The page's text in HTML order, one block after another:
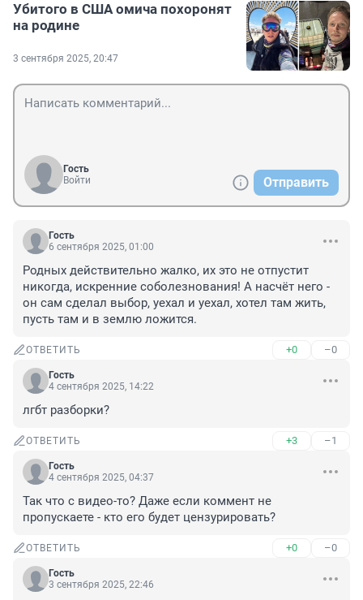
Убитого в США омича похоронят
на родине
3 сентября 2025, 20:47
Гость
Войти
Отправить
Гость
6 сентября 2025, 01:00
Родных действительно жалко, их это не отпустит
никогда, искренние соболезнования! А насчёт него -
он сам сделал выбор, уехал и уехал, хотел там жить,
пусть там и в землю ложится.
ОТВЕТИТЬ +0 –0
Гость
4 сентября 2025, 14:22
лгбт разборки?
ОТВЕТИТЬ +3 –1
Гость
4 сентября 2025, 04:37
Так что с видео-то? Даже если коммент не
пропускаете - кто его будет цензурировать?
ОТВЕТИТЬ +0 –0
Гость
3 сентября 2025, 22:46